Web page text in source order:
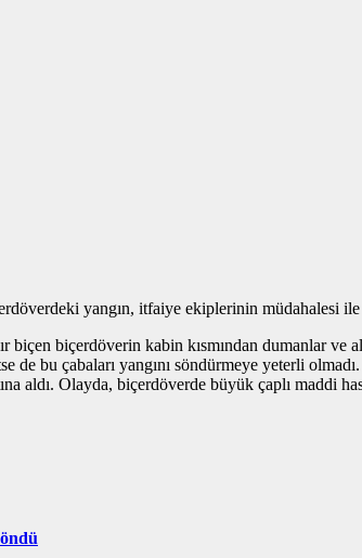
yangın, itfaiye ekiplerinin müdahalesi
biçen biçerdöverin kabin kısmından dumanlar
bu çabaları yangını söndürmeye yeterli
aldı. Olayda, biçerdöverde büyük çaplı maddi